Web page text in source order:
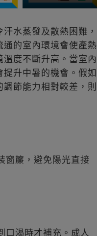
水蒸發及散熱困難，
的室內環境會使產熱
度不斷升高。當室內
升中暑的機會。假如
節能力相對較差，則
窗簾，避免陽光直接
口渴時才補充。成人